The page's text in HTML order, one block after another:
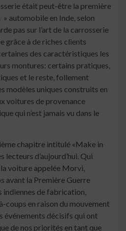
était peut-être la première
automobile en Inde, selon
pas sur l’art de la carrosserie
grâce à de riches clients
des caractéristiques les
montures: certains pratiques,
et le reste, follement
modèles uniques construits en
voitures de provenance
qui n’est jamais vu dans le
chapitre intitulé «Make in
lecteurs d’aujourd’hui. Qui
voiture appelée Morvi,
avant la Première Guerre
indiennes de fabrication,
coups en raison du mouvement
événements décisifs qui ont
de nos priorités en tant que